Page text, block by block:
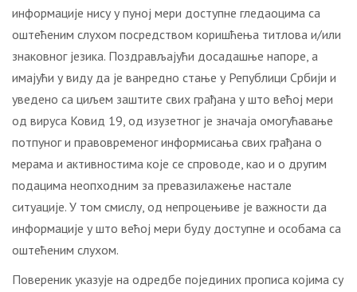
информације нису у пуној мери доступне гледаоцима са
оштећеним слухом посредством коришћења титлова и/или
знаковног језика. Поздрављајући досадашње напоре, а
имајући у виду да је ванредно стање у Републици Србији и
уведено са циљем заштите свих грађана у што већој мери
од вируса Ковид 19, од изузетног је значаја омогућавање
потпуног и правовременог информисања свих грађана о
мерама и активностима које се спроводе, као и о другим
подацима неопходним за превазилажење настале
ситуације. У том смислу, од непроцењиве је важности да
информације у што већој мери буду доступне и особама са
оштећеним слухом.
Повереник указује на одредбе појединих прописа којима су